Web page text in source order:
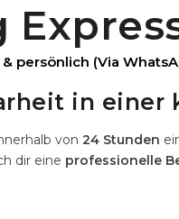
persönlich (Via
in
von 24 Stunden
dir eine professionelle